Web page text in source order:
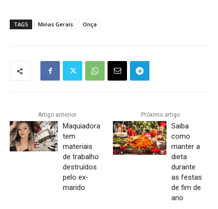
TAGS Minas Gerais Onça
Artigo anterior
Maquiadora
tem
materiais
de trabalho
destruídos
pelo ex-
marido
Próximo artigo
Saiba
como
manter a
dieta
durante
as festas
de fim de
ano